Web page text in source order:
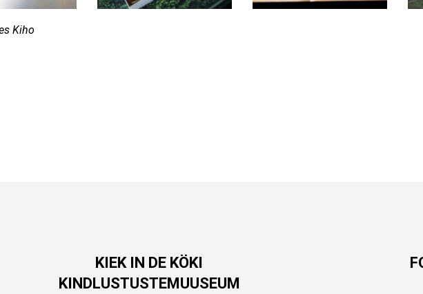
Kiho
KIEK IN DE KÖKI
KINDLUSTUSTEMUUSEUM